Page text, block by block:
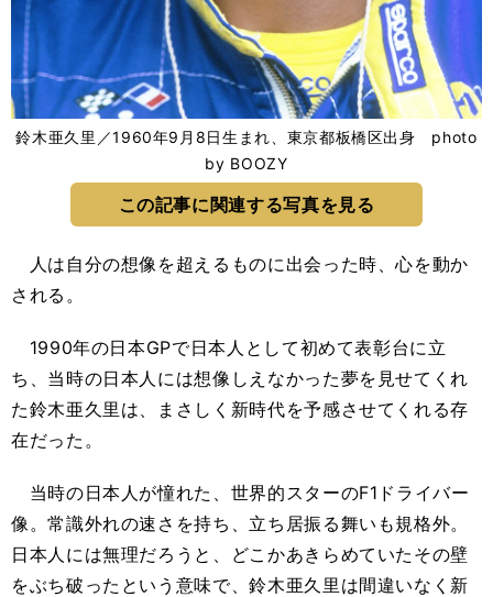
鈴木亜久里／1960年9月8日生まれ、東京都板橋区出身 photo
by BOOZY
この記事に関連する写真を見る
人は自分の想像を超えるものに出会った時、心を動か
される。
1990年の日本GPで日本人として初めて表彰台に立
ち、当時の日本人には想像しえなかった夢を見せてくれ
た鈴木亜久里は、まさしく新時代を予感させてくれる存
在だった。
当時の日本人が憧れた、世界的スターのF1ドライバー
像。常識外れの速さを持ち、立ち居振る舞いも規格外。
日本人には無理だろうと、どこかあきらめていたその壁
をぶち破ったという意味で、鈴木亜久里は間違いなく新